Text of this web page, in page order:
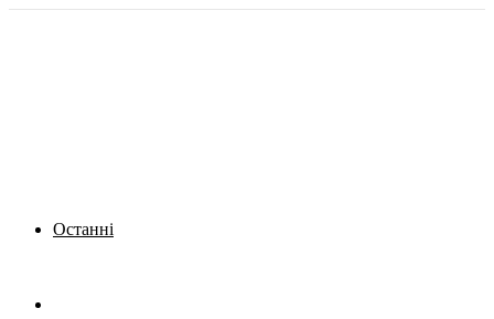
Останні